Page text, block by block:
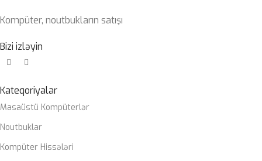
Kompüter, noutbukların satışı
Bizi izləyin
Kateqoriyalar
Masaüstü Kompüterlər
Noutbuklar
Kompüter Hissələri